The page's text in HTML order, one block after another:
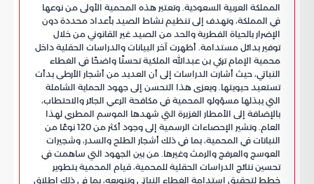
المملكة العربية السعودية. وتعتبر هذه المحمية الأولى من نوعها
في المملكة، وتهدف إلى تنظيم نشاط الصيد بأعداد محددة دون
الإضرار بالحياة الفطرية والحد من الصيد غير القانوني من خلال
توفير بدائل مستدامة. أظهرت آخر البيانات والدراسات الحقلية داخل
محمية الإمام تركي بن عبدالله الملكية تحسنًا واضحًا في الغطاء
النباتي، حيث أشارت الدراسات إلى أن العديد من أشجار الأرطى بدأت
تستعيد حيويتها. ويعزى هذا التحسن إلى جهود الحماية الشاملة
التي يبذلها مسؤولو المحمية في مكافحة الرعي الجائر والاحتطاب،
بالإضافة إلى الأمطار الغزيرة التي شهدها الموسم المطري لهذا
العام. وتشير الإحصاءات الرسمية إلى وجود أكثر من 120 نوعًا من
النباتات في المحمية، بما في ذلك أشجار الطلح والسدر، وشجيرات
العوسج والعرفج والرمث وغيرها. من بين الجهود التي ساهمت في
تحسين نتائج الدراسات الحقلية للمحمية، قيام المحمية بتطوير
خطط لتحقيق استدامة الغطاء النباتي وتنويعه، بما في ذلك إطلاق